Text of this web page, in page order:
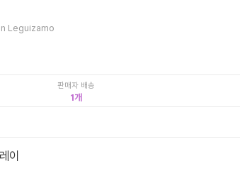
Danes / 레오나르도 디카프리오 / John Leguizamo
판매자 배송
1
이